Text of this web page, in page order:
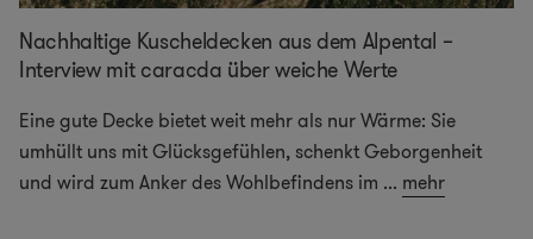
Nachhaltige Kuscheldecken aus dem Alpental –
Interview mit caracda über weiche Werte
Eine gute Decke bietet weit mehr als nur Wärme: Sie
umhüllt uns mit Glücksgefühlen, schenkt Geborgenheit
und wird zum Anker des Wohlbefindens im ... mehr